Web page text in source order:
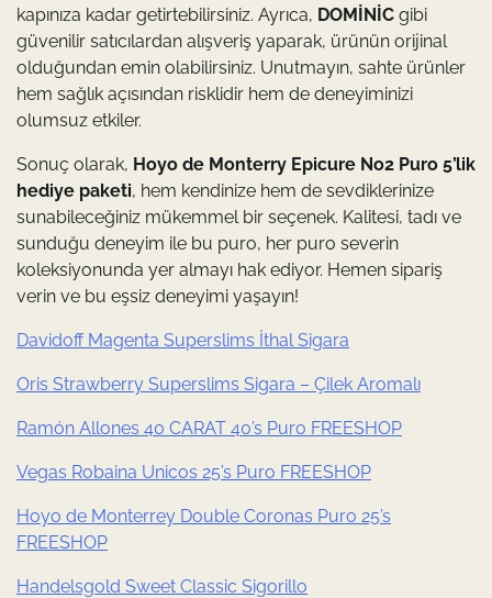
kapınıza kadar getirtebilirsiniz. Ayrıca, DOMİNİC gibi
güvenilir satıcılardan alışveriş yaparak, ürünün orijinal
olduğundan emin olabilirsiniz. Unutmayın, sahte ürünler
hem sağlık açısından risklidir hem de deneyiminizi
olumsuz etkiler.
Sonuç olarak, Hoyo de Monterry Epicure No2 Puro 5’lik
hediye paketi, hem kendinize hem de sevdiklerinize
sunabileceğiniz mükemmel bir seçenek. Kalitesi, tadı ve
sunduğu deneyim ile bu puro, her puro severin
koleksiyonunda yer almayı hak ediyor. Hemen sipariş
verin ve bu eşsiz deneyimi yaşayın!
Davidoff Magenta Superslims İthal Sigara
Oris Strawberry Superslims Sigara – Çilek Aromalı
Ramón Allones 40 CARAT 40’s Puro FREESHOP
Vegas Robaina Unicos 25’s Puro FREESHOP
Hoyo de Monterrey Double Coronas Puro 25’s
FREESHOP
Handelsgold Sweet Classic Sigorillo